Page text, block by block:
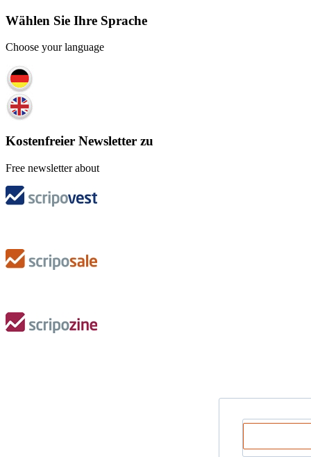
Wählen Sie Ihre Sprache
Choose your language
Kostenfreier Newsletter zu
Free newsletter about